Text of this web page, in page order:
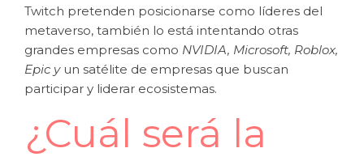
Twitch pretenden posicionarse como líderes del
metaverso, también lo está intentando otras
grandes empresas como NVIDIA, Microsoft, Roblox,
Epic y un satélite de empresas que buscan
participar y liderar ecosistemas.
¿Cuál será la